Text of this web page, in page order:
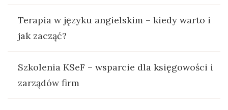
Terapia w języku angielskim – kiedy warto i
jak zacząć?
Szkolenia KSeF – wsparcie dla księgowości i
zarządów firm